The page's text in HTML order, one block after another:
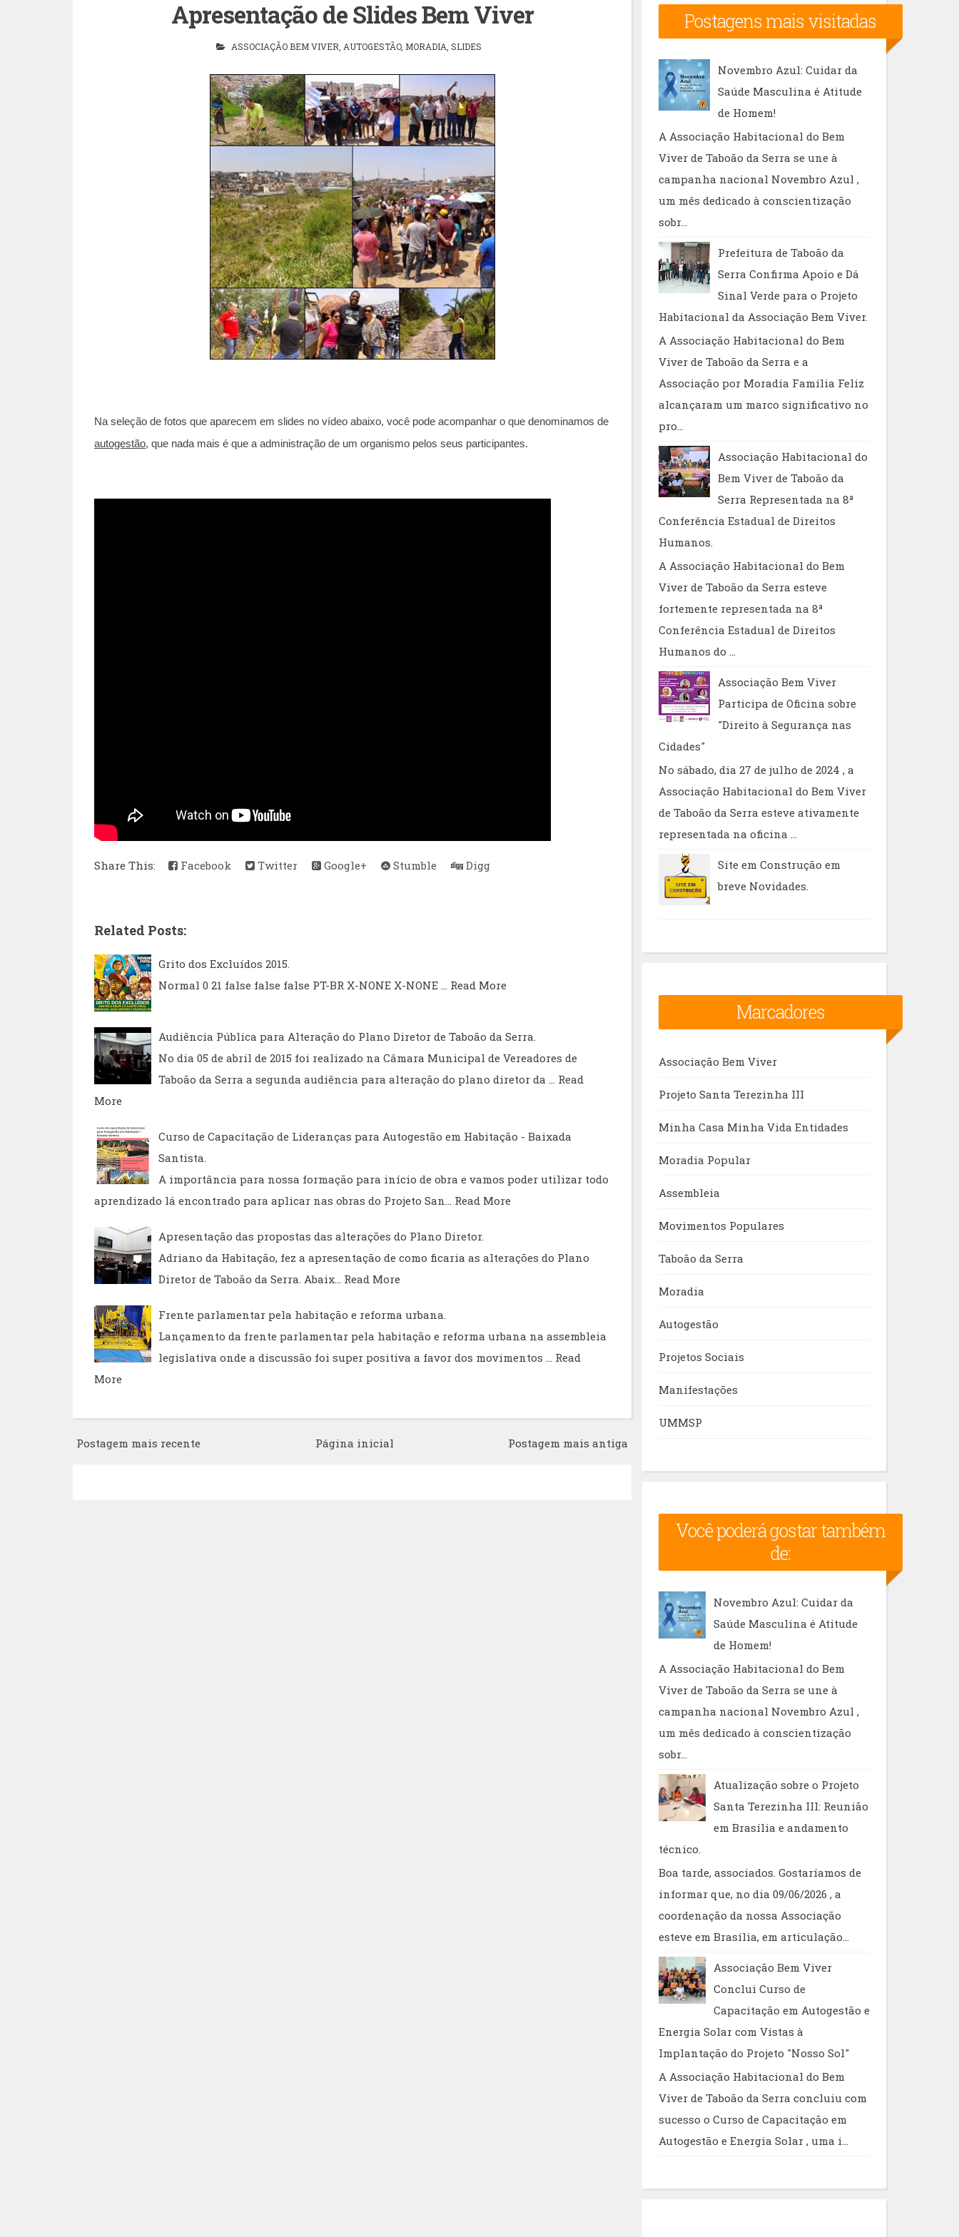
Apresentação de Slides Bem Viver
ASSOCIAÇÃO BEM VIVER AUTOGESTÃO, MORADIA SLIDES
Na seleção de fotos que aparecem em slides no vídeo abaixo, você pode acompanhar o que denominamos de
autogestão, que nada mais é que a administração de um organismo pelos seus participantes.
Share This: Facebook Twitter Google+ Stumble Digg
Related Posts:
Grito dos Excluídos 2015.
Normal 0 21 false false false PT-BR X-NONE X-NONE …
Read More
Audiência Pública para Alteração do Plano Diretor de Taboão da Serra.
No dia 05 de abril de 2015 foi realizado na Câmara Municipal de Vereadores de
Taboão da Serra a segunda audiência para alteração do plano diretor da …
Read
More
Curso de Capacitação de Lideranças para Autogestão em Habitação - Baixada
Santista.
A importância para nossa formação para início de obra e vamos poder utilizar todo
aprendizado lá encontrado para aplicar nas obras do Projeto San…
Read More
Apresentação das propostas das alterações do Plano Diretor.
Adriano da Habitação, fez a apresentação de como ficaria as alterações do Plano
Diretor de Taboão da Serra. Abaix…
Read More
Frente parlamentar pela habitação e reforma urbana.
Lançamento da frente parlamentar pela habitação e reforma urbana na assembleia
legislativa onde a discussão foi super positiva a favor dos movimentos …
Read
More
Postagem mais recente Postagem mais antiga
Página inicial
Postagens mais visitadas
Novembro Azul: Cuidar da
Saúde Masculina é Atitude
de Homem!
A Associação Habitacional do Bem
Viver de Taboão da Serra se une à
campanha nacional Novembro Azul ,
um mês dedicado à conscientização
sobr...
Prefeitura de Taboão da
Serra Confirma Apoio e Dá
Sinal Verde para o Projeto
Habitacional da Associação Bem Viver.
A Associação Habitacional do Bem
Viver de Taboão da Serra e a
Associação por Moradia Família Feliz
alcançaram um marco significativo no
pro...
Associação Habitacional do
Bem Viver de Taboão da
Serra Representada na 8ª
Conferência Estadual de Direitos
Humanos.
A Associação Habitacional do Bem
Viver de Taboão da Serra esteve
fortemente representada na 8ª
Conferência Estadual de Direitos
Humanos do ...
Associação Bem Viver
Participa de Oficina sobre
"Direito à Segurança nas
Cidades"
No sábado, dia 27 de julho de 2024 , a
Associação Habitacional do Bem Viver
de Taboão da Serra esteve ativamente
representada na oficina ...
Site em Construção em
breve Novidades.
Marcadores
Associação Bem Viver
Projeto Santa Terezinha III
Minha Casa Minha Vida Entidades
Moradia Popular
Assembleia
Movimentos Populares
Taboão da Serra
Moradia
Autogestão
Projetos Sociais
Manifestações
UMMSP
Você poderá gostar também
de:
Novembro Azul: Cuidar da
Saúde Masculina é Atitude
de Homem!
A Associação Habitacional do Bem
Viver de Taboão da Serra se une à
campanha nacional Novembro Azul ,
um mês dedicado à conscientização
sobr...
Atualização sobre o Projeto
Santa Terezinha III: Reunião
em Brasília e andamento
técnico.
Boa tarde, associados. Gostaríamos de
informar que, no dia 09/06/2026 , a
coordenação da nossa Associação
esteve em Brasília, em articulação...
Associação Bem Viver
Conclui Curso de
Capacitação em Autogestão e
Energia Solar com Vistas à
Implantação do Projeto "Nosso Sol"
A Associação Habitacional do Bem
Viver de Taboão da Serra concluiu com
sucesso o Curso de Capacitação em
Autogestão e Energia Solar , uma i...